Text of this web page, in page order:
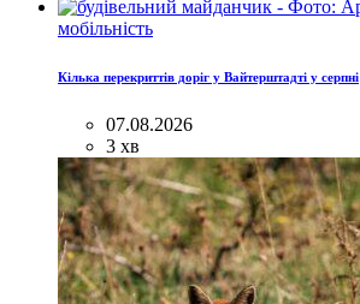
мобільність
Кілька перекриттів доріг у Вайтерштадті у серпні
07.08.2026
3 хв